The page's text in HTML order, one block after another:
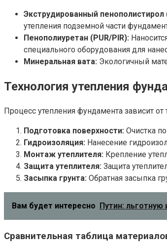
Экструдированный пенополистирол
утепления подземной части
Пенополиуретан (PUR/PIR):
специального оборудования для
Минеральная вата: Экологичный
Технология утепления
Процесс утепления фундамента зависит
Подготовка поверхности: Очистка
Гидроизоляция: Нанесение
Монтаж утеплителя: Крепление
Защита утеплителя: Защита
Засыпка грунта: Обратная засыпка
Вам будет интересно Путин:
Сравнительная таблица